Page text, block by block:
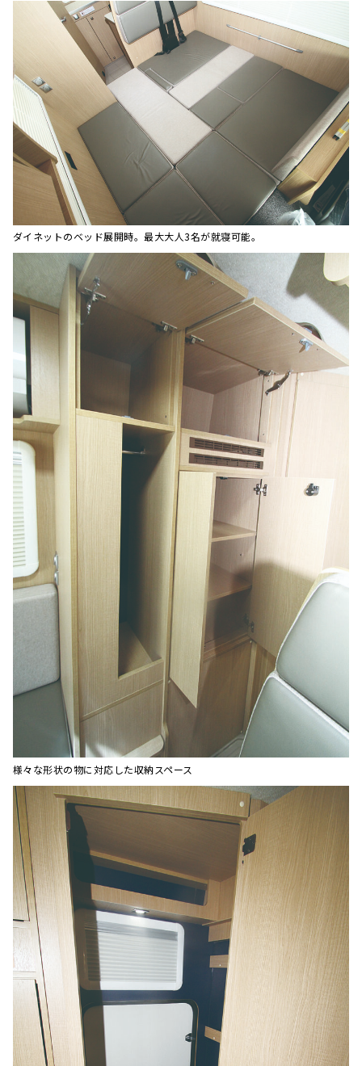
ダイネットのベッド展開時。最大大人3名が就寝可能。
様々な形状の物に対応した収納スペース